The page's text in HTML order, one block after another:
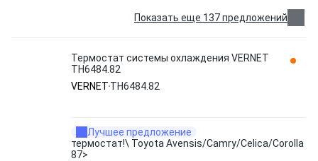
Показать еще 137 предложений
Термостат системы охлаждения VERNET
TH6484.82
VERNET TH6484.82
Лучшее предложение
термостат!\ Toyota Avensis/Camry/Celica/Corolla
87>